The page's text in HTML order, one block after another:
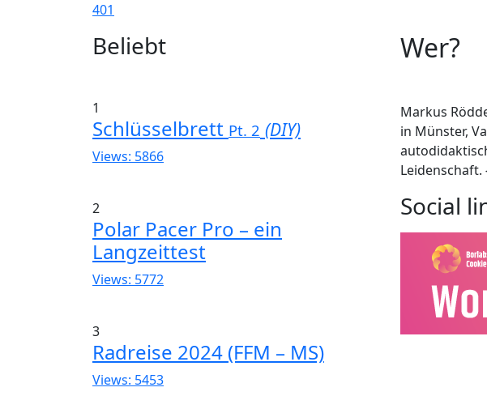
401
WidgetsBeliebt
1
Schlüsselbrett Pt. 2 (DIY)
Views: 5866
2
Polar Pacer Pro – ein
Langzeittest
Views: 5772
3
Radreise 2024 (FFM – MS)
Views: 5453
Wer?
Markus
in Münster,
Leidenschaft.
Social